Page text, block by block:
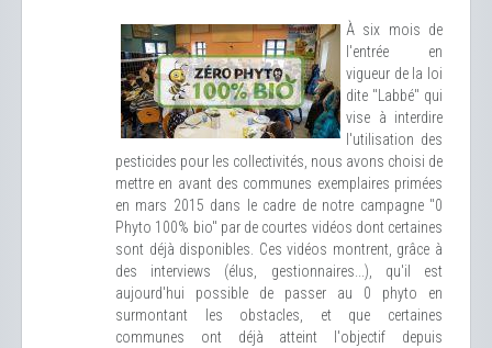
À six mois de
l'entrée en
vigueur de la loi
dite "Labbé" qui
vise à interdire
l'utilisation des
pesticides pour les collectivités, nous avons choisi de
mettre en avant des communes exemplaires primées
en mars 2015 dans le cadre de notre campagne "0
Phyto 100% bio" par de courtes vidéos dont certaines
sont déjà disponibles. Ces vidéos montrent, grâce à
des interviews (élus, gestionnaires...), qu'il est
aujourd'hui possible de passer au 0 phyto en
surmontant les obstacles, et que certaines
communes ont déjà atteint l'objectif depuis